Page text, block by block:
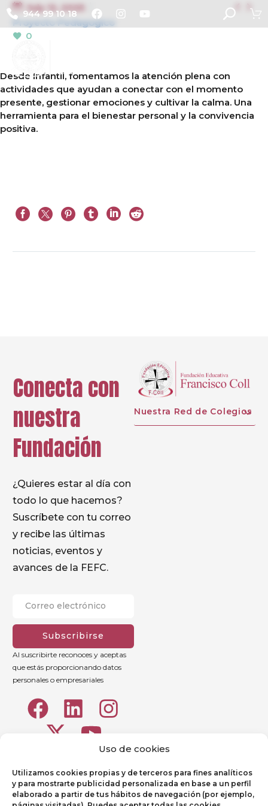
Uso de cookies
Utilizamos cookies propias y de terceros para fines analíticos
y para mostrarte publicidad personalizada en base a un perfil
elaborado a partir de tus hábitos de navegación (por ejemplo,
944 99 10 18  
July 12, 2025
Proyecto Pedagogico
0
Desde Infantil, fomentamos la atención plena con
actividades que ayudan a conectar con el momento
presente, gestionar emociones y cultivar la calma. Una
herramienta para el bienestar personal y la convivencia
positiva.
Conecta con
nuestra
Fundación
¿Quieres estar al día con
todo lo que hacemos?
Suscríbete con tu correo
y recibe las últimas
noticias, eventos y
avances de la FEFC.
Subscribirse
Al suscribirte reconoces y aceptas
que estás proporcionando datos
personales o empresariales
Nuestra Red de Colegios